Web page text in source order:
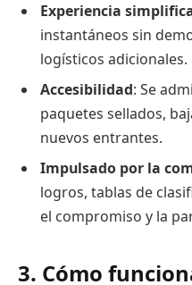
Experiencia
instantáneos sin
logísticos adicionales.
Accesibilidad: Se
paquetes sellados,
nuevos entrantes.
Impulsado por la
logros, tablas de
el compromiso y la
3. Cómo